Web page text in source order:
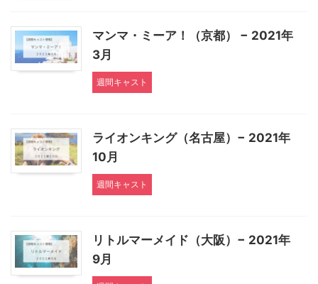
マンマ・ミーア！（京都） − 2021年
3月
週間キャスト
ライオンキング（名古屋）− 2021年
10月
週間キャスト
リトルマーメイド（大阪）− 2021年
9月